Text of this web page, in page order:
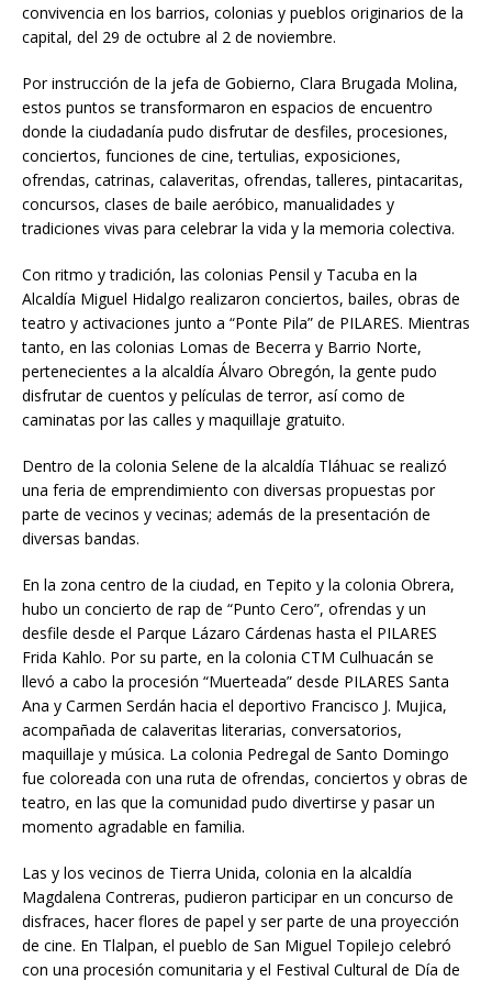
convivencia en los barrios, colonias y pueblos originarios de la
capital, del 29 de octubre al 2 de noviembre.
Por instrucción de la jefa de Gobierno, Clara Brugada Molina,
estos puntos se transformaron en espacios de encuentro
donde la ciudadanía pudo disfrutar de desfiles, procesiones,
conciertos, funciones de cine, tertulias, exposiciones,
ofrendas, catrinas, calaveritas, ofrendas, talleres, pintacaritas,
concursos, clases de baile aeróbico, manualidades y
tradiciones vivas para celebrar la vida y la memoria colectiva.
Con ritmo y tradición, las colonias Pensil y Tacuba en la
Alcaldía Miguel Hidalgo realizaron conciertos, bailes, obras de
teatro y activaciones junto a “Ponte Pila” de PILARES. Mientras
tanto, en las colonias Lomas de Becerra y Barrio Norte,
pertenecientes a la alcaldía Álvaro Obregón, la gente pudo
disfrutar de cuentos y películas de terror, así como de
caminatas por las calles y maquillaje gratuito.
Dentro de la colonia Selene de la alcaldía Tláhuac se realizó
una feria de emprendimiento con diversas propuestas por
parte de vecinos y vecinas; además de la presentación de
diversas bandas.
En la zona centro de la ciudad, en Tepito y la colonia Obrera,
hubo un concierto de rap de “Punto Cero”, ofrendas y un
desfile desde el Parque Lázaro Cárdenas hasta el PILARES
Frida Kahlo. Por su parte, en la colonia CTM Culhuacán se
llevó a cabo la procesión “Muerteada” desde PILARES Santa
Ana y Carmen Serdán hacia el deportivo Francisco J. Mujica,
acompañada de calaveritas literarias, conversatorios,
maquillaje y música. La colonia Pedregal de Santo Domingo
fue coloreada con una ruta de ofrendas, conciertos y obras de
teatro, en las que la comunidad pudo divertirse y pasar un
momento agradable en familia.
Las y los vecinos de Tierra Unida, colonia en la alcaldía
Magdalena Contreras, pudieron participar en un concurso de
disfraces, hacer flores de papel y ser parte de una proyección
de cine. En Tlalpan, el pueblo de San Miguel Topilejo celebró
con una procesión comunitaria y el Festival Cultural de Día de